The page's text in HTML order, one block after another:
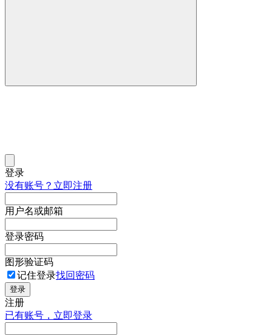
登录
没有账号？立即注册
用户名或邮箱
登录密码
图形验证码
记住登录找回密码
登录
注册
已有账号，立即登录